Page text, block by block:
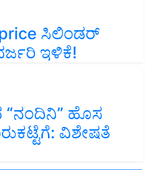
ಸಿಲಿಂಡರ್‌
ಇಳಿಕೆ!
“ನಂದಿನಿ” ಹೊಸ
ವಿಶೇಷತೆ